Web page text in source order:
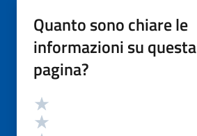
Quanto sono chiare le
informazioni su questa
pagina?
Valutazione